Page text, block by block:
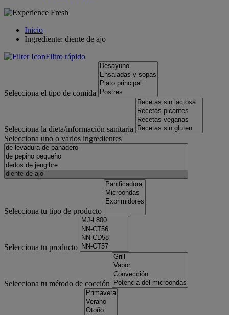
Inicio
Ingrediente: diente de ajo
Filtro rápido
Selecciona el tipo de comida
Selecciona la dieta/información sanitaria
Selecciona uno o varios ingredientes
Selecciona tu tipo de producto
Selecciona tu producto
Selecciona tu método de cocción